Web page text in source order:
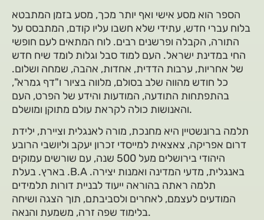
הספר הוא מסע אישי ואף יותר מכך, מסע בזמן המתבטא
בלוח עברי חדש, עתידי שלא חשבו עליו קודם, המתבסס על
התורה, הקבלה ופרשנים רבים. לוח המתאים לעם חופשי
החי במדינת ישראל. העם למוד סבל וגלות לומד שיח חדש
של אחריות, ערבות הדדית, אחדות, אהבה, שמחה ושלום.
כל חודש מהווה שלב בסולם, מלווה בציור ו"דף גמרא",
בהתפתחות התודעה, המודעות והידע של הפרט, העם
והאנושות כולה לקראת עולם מתוקן ומושלם.
תלמה ברונשטיין היא מחנכת, מורה לאנגלית וציירת, ילידת
דרום אפריקה, צאצאית למייסדי זכרון יעקב וליושבי הרובע
היהודי בירושלים מעל 500 שנה, עם שורשים עמוקים
בארץ. בעלת .B.A באנגלית, מדעי המדינה ואמנות יצירה.
תלמה ראתה בהוראה ייעוד לבניית דורות תלמידים
המודעים לעצמם, לאחרים ולסביבתם, תוך הצגה ושיחה
בלימוד שפה זרה, משמעת והנאה.